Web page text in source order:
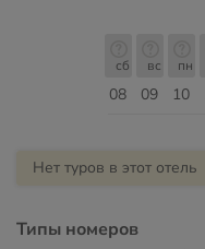
08
сб
09
вс
10
пн
Нет туров в этот отель
Типы номеров